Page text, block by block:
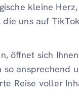
kleine
uns auf
öffnet sich
so ansprechend
Reise voller